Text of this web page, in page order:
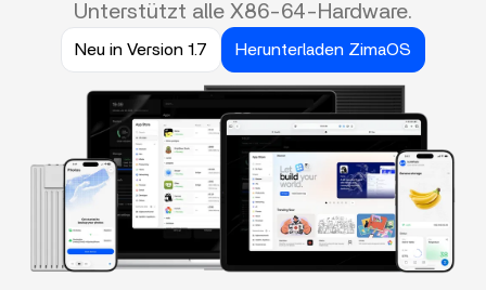
Unterstützt alle X86-64-Hardware.
Neu in Version 1.7 Herunterladen ZimaOS